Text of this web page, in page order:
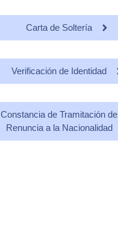
Carta de Soltería
Verificación de Identidad
Constancia de Tramitación de
Renuncia a la Nacionalidad